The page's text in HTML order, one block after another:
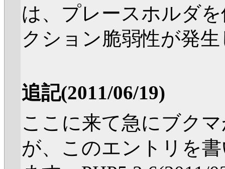
は、プレースホルダ
クション脆弱性が発
追記(2011/06/19)
ここに来て急にブク
が、このエントリを